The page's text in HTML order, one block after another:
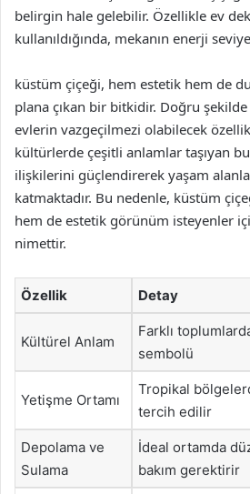
belirgin hale gelebilir. Özellikle ev
kullanıldığında, mekanın enerji
küstüm çiçeği, hem estetik hem de
plana çıkan bir bitkidir. Doğru şekilde
evlerin vazgeçilmezi olabilecek
kültürlerde çeşitli anlamlar taşıyan
ilişkilerini güçlendirerek yaşam
katmaktadır. Bu nedenle, küstüm
hem de estetik görünüm isteyenler
nimettir.
Özellik Detay
Kültürel Anlam
Farklı
sembolü
Yetişme Ortamı
Tropikal
tercih edilir
Depolama ve
Sulama
İdeal ortamda
bakım gerektirir